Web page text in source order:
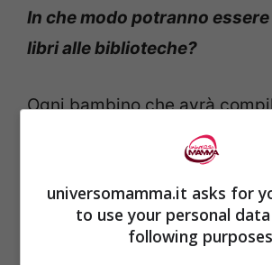
In che modo potranno
libri alle biblioteche?
Ogni bambino che avrà
correttamente la patente con
potrà portarla a scuola: ogni
raccogliendo 15 patenti,
fornitura di libri per la
universomamma.it asks for
to use your personal
following